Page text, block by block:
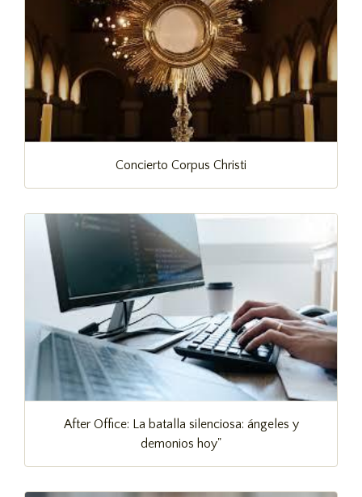
Concierto Corpus Christi
After Office: La batalla silenciosa: ángeles y
demonios hoy"